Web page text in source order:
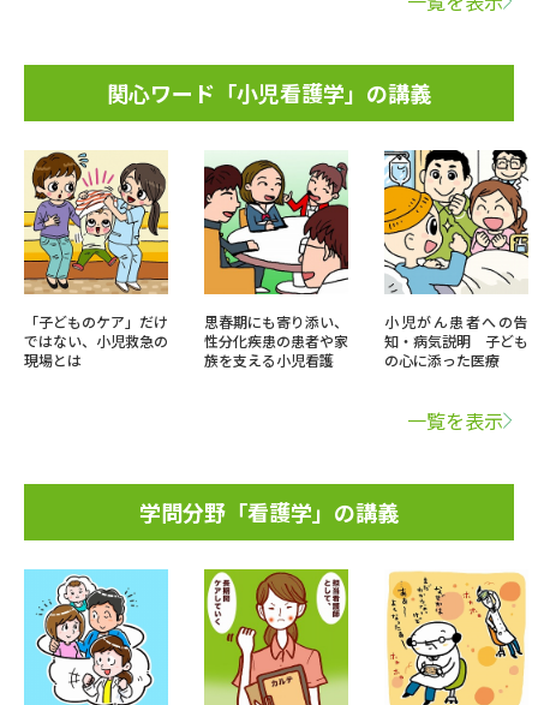
関心ワード「小児看護学」の講義
「子どものケア」だけ
ではない、小児救急の
現場とは
思春期にも寄り添い、
性分化疾患の患者や家
族を支える小児看護
小児がん患者への告
知・病気説明 子ども
の心に添った医療
一覧を表示
学問分野「看護学」の講義